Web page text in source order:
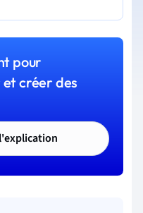
pour
créer des